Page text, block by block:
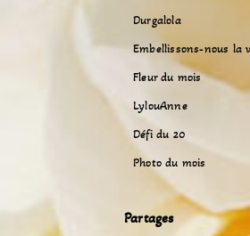
Durgalola
Embellissons-nous la
Fleur du mois
LylouAnne
Défi du 20
Photo du mois
Partages